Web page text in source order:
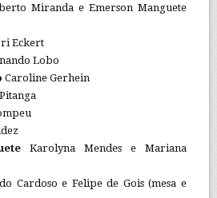
Miranda e Emerson Manguete
Eckert
Lobo
Caroline Gerhein
Karolyna Mendes e Mariana
Cardoso e Felipe de Gois (mesa e